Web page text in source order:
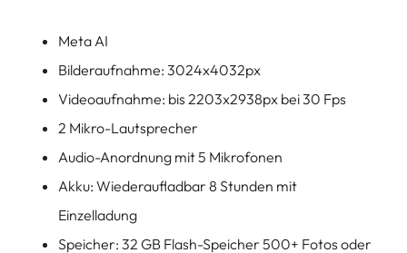
Meta AI
Bilderaufnahme: 3024x4032px
Videoaufnahme: bis 2203x2938px bei 30 Fps
2 Mikro-Lautsprecher
Audio-Anordnung mit 5 Mikrofonen
Akku: Wiederaufladbar 8 Stunden mit
Einzelladung
Speicher: 32 GB Flash-Speicher 500+ Fotos oder